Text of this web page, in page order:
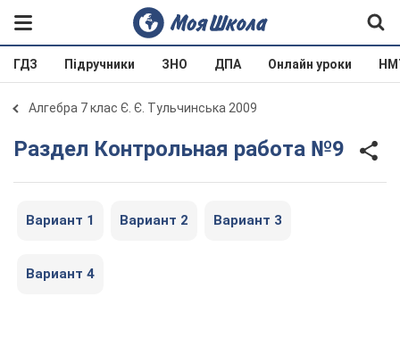
ГДЗ Підручники ЗНО ДПА Онлайн уроки
Алгебра 7 клас Є. Є. Тульчинська 2009
Раздел Контрольная работа №9
Вариант 1 Вариант 2 Вариант 3
Вариант 4